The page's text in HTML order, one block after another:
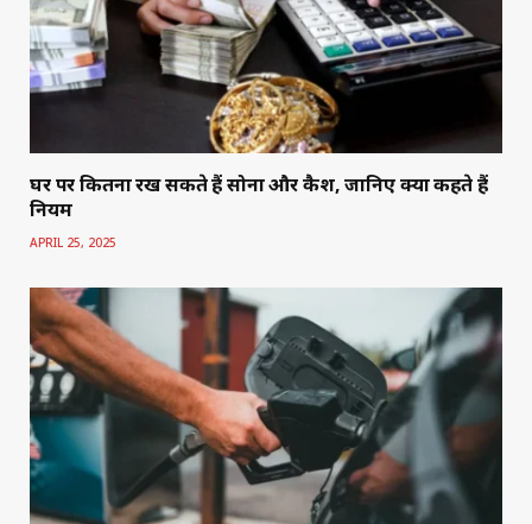
घर पर कितना रख सकते हैं सोना और कैश, जानिए क्या कहते हैं
नियम
APRIL 25, 2025